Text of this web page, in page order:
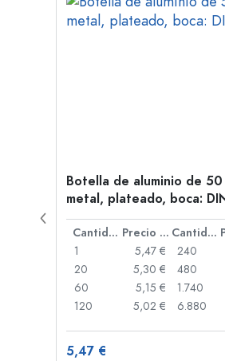
Botella de aluminio de 50
metal, plateado, boca:
Cantidad Precio por unidad Cantidad
1
5,47 €
20
5,30 €
60
5,15 €
120
5,02 €
240
480
1.740
6.880
5,47 €